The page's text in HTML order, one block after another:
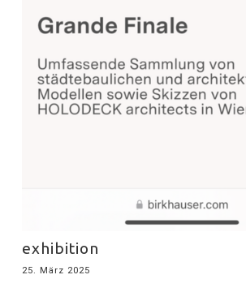
exhibition
25. März 2025